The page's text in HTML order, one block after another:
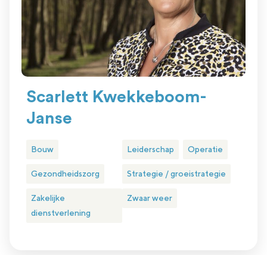
Scarlett Kwekkeboom-
Janse
Bouw
Gezondheidszorg
Zakelijke
dienstverlening
Leiderschap Operatie
Strategie / groeistrategie
Zwaar weer